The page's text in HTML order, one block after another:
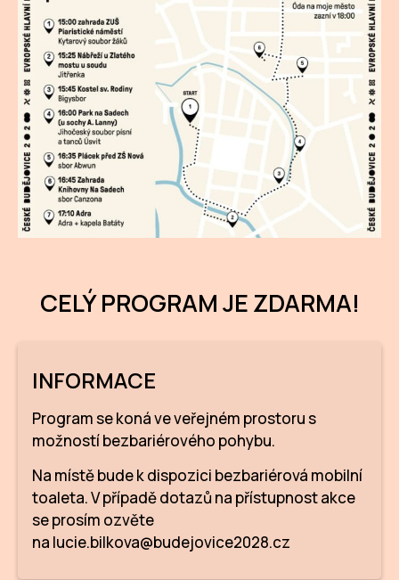
CELÝ PROGRAM JE ZDARMA!
INFORMACE
Program se koná ve veřejném prostoru s
možností bezbariérového pohybu.
Na místě bude k dispozici bezbariérová mobilní
toaleta. V případě dotazů na přístupnost akce
se prosím ozvěte
na lucie.bilkova@budejovice2028.cz